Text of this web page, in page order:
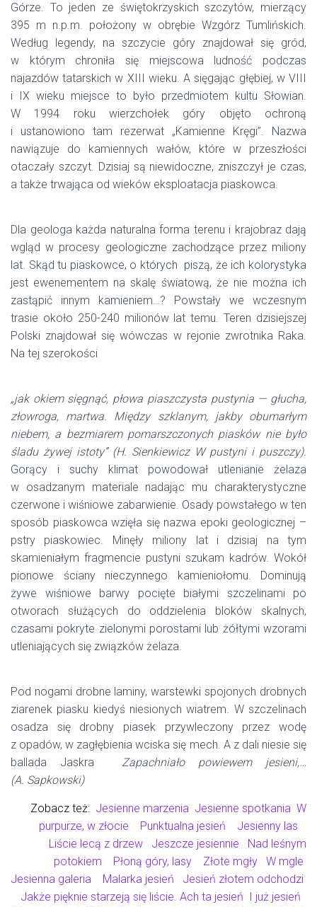
Górze. To jeden ze świętokrzyskich szczytów, mierzący
395 m n.p.m. położony w obrębie Wzgórz Tumlińskich.
Według legendy, na szczycie góry znajdował się gród,
w którym chroniła się miejscowa ludność podczas
najazdów tatarskich w XIII wieku. A sięgając głębiej, w VIII
i IX wieku miejsce to było przedmiotem kultu Słowian.
W 1994 roku wierzchołek góry objęto ochroną
i ustanowiono tam rezerwat „Kamienne Kręgi”. Nazwa
nawiązuje do kamiennych wałów, które w przeszłości
otaczały szczyt. Dzisiaj są niewidoczne, zniszczył je czas,
a także trwająca od wieków eksploatacja piaskowca.
Dla geologa każda naturalna forma terenu i krajobraz dają
wgląd w procesy geologiczne zachodzące przez miliony
lat. Skąd tu piaskowce, o których piszą, że ich kolorystyka
jest ewenementem na skalę światową, że nie można ich
zastąpić innym kamieniem…? Powstały we wczesnym
trasie około 250-240 milionów lat temu. Teren dzisiejszej
Polski znajdował się wówczas w rejonie zwrotnika Raka.
Na tej szerokości
„jak okiem sięgnąć, płowa piaszczysta pustynia — głucha,
złowroga, martwa. Między szklanym, jakby obumarłym
niebem, a bezmiarem pomarszczonych piasków nie było
śladu żywejistoty” (H. Sienkiewicz W pustyni i puszczy).
Gorący i suchy klimat powodował utlenianie żelaza
w osadzanym materiale nadając mu charakterystyczne
czerwone i wiśniowe zabarwienie. Osady powstałego w ten
sposób piaskowca wzięła się nazwa epoki geologicznej –
pstry piaskowiec. Minęły miliony lat i dzisiaj na tym
skamieniałym fragmencie pustyni szukam kadrów. Wokół
pionowe ściany nieczynnego kamieniołomu. Dominują
żywe wiśniowe barwy pocięte białymi szczelinami po
otworach służących do oddzielenia bloków skalnych,
czasami pokryte zielonymi porostami lub żółtymi wzorami
utleniających się związków żelaza.
Pod nogami drobne laminy, warstewki spojonych drobnych
ziarenek piasku kiedyś niesionych wiatrem. W szczelinach
osadza się drobny piasek przywleczony przez wodę
z opadów, w zagłębienia wciska się mech. A z dali niesie się
ballada Jaskra Zapachniało powiewem jesieni,…
(A. Sapkowski)
Zobacz też: Jesienne marzenia Jesienne spotkania W
purpurze, w złocie
Punktualna jesień
Jesienny las
Liście lecą z drzew
Jeszcze jesiennie
Nad leśnym
potokiem
Płoną góry, lasy Złote mgły
W mgle
Jesienna galeria
Malarka jesień
Jesień złotem odchodzi
Jakże pięknie starzeją się liście. Ach ta jesień I już jesień